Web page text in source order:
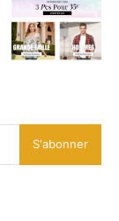
S'abonner